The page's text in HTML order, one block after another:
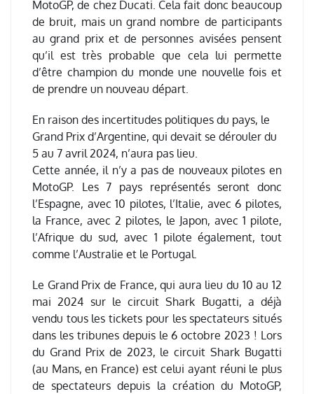
MotoGP, de chez Ducati. Cela fait donc beaucoup
de bruit, mais un grand nombre de participants
au grand prix et de personnes avisées pensent
qu’il est très probable que cela lui permette
d’être champion du monde une nouvelle fois et
de prendre un nouveau départ.
En raison des incertitudes politiques du pays, le
Grand Prix d’Argentine, qui devait se dérouler du
5 au 7 avril 2024, n’aura pas lieu.
Cette année, il n’y a pas de nouveaux pilotes en
MotoGP. Les 7 pays représentés seront donc
l’Espagne, avec 10 pilotes, l’Italie, avec 6 pilotes,
la France, avec 2 pilotes, le Japon, avec 1 pilote,
l’Afrique du sud, avec 1 pilote également, tout
comme l’Australie et le Portugal.
Le Grand Prix de France, qui aura lieu du 10 au 12
mai 2024 sur le circuit Shark Bugatti, a déjà
vendu tous les tickets pour les spectateurs situés
dans les tribunes depuis le 6 octobre 2023 ! Lors
du Grand Prix de 2023, le circuit Shark Bugatti
(au Mans, en France) est celui ayant réuni le plus
de spectateurs depuis la création du MotoGP,